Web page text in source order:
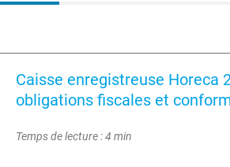
Caisse enregistreuse Horeca
obligations fiscales et
Temps de lecture : 4 min